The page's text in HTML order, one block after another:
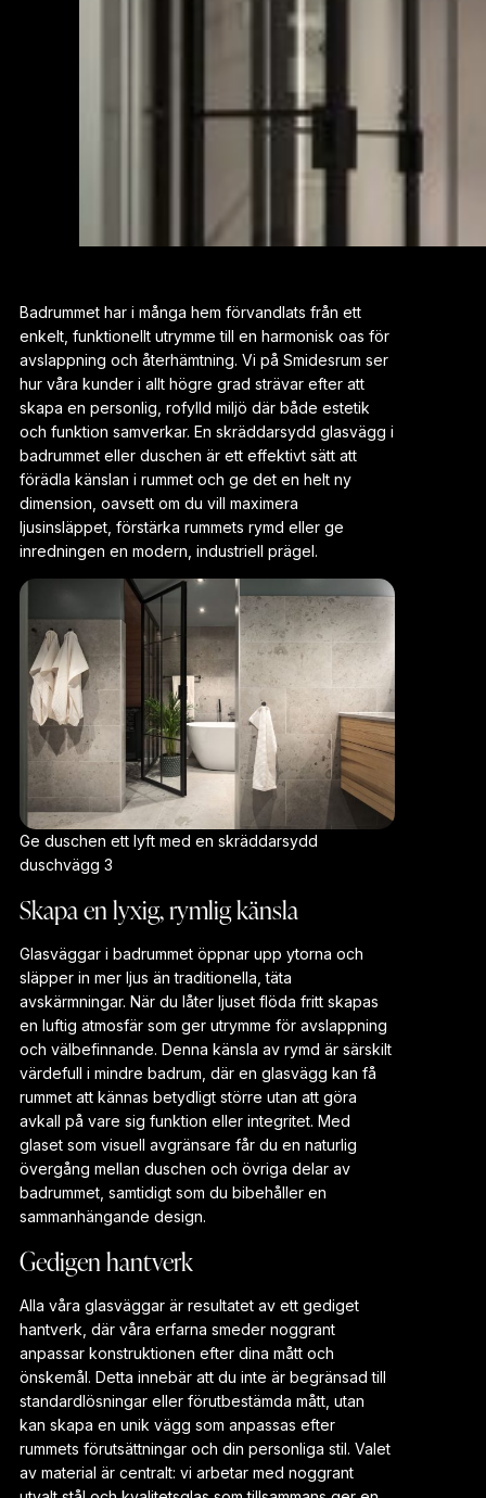
Glasvägg för badrum, bastu och dusch
Badrummet har i många hem förvandlats från ett
enkelt, funktionellt utrymme till en harmonisk oas för
avslappning och återhämtning. Vi på Smidesrum ser
hur våra kunder i allt högre grad strävar efter att
skapa en personlig, rofylld miljö där både estetik
och funktion samverkar. En skräddarsydd glasvägg i
badrummet eller duschen är ett effektivt sätt att
förädla känslan i rummet och ge det en helt ny
dimension, oavsett om du vill maximera
ljusinsläppet, förstärka rummets rymd eller ge
inredningen en modern, industriell prägel.
Ge duschen ett lyft med en skräddarsydd
duschvägg 3
Skapa en lyxig, rymlig känsla
Glasväggar i badrummet öppnar upp ytorna och
släpper in mer ljus än traditionella, täta
avskärmningar. När du låter ljuset flöda fritt skapas
en luftig atmosfär som ger utrymme för avslappning
och välbefinnande. Denna känsla av rymd är särskilt
värdefull i mindre badrum, där en glasvägg kan få
rummet att kännas betydligt större utan att göra
avkall på vare sig funktion eller integritet. Med
glaset som visuell avgränsare får du en naturlig
övergång mellan duschen och övriga delar av
badrummet, samtidigt som du bibehåller en
sammanhängande design.
Gedigen hantverk
Alla våra glasväggar är resultatet av ett gediget
hantverk, där våra erfarna smeder noggrant
anpassar konstruktionen efter dina mått och
önskemål. Detta innebär att du inte är begränsad till
standardlösningar eller förutbestämda mått, utan
kan skapa en unik vägg som anpassas efter
rummets förutsättningar och din personliga stil. Valet
av material är centralt: vi arbetar med noggrant